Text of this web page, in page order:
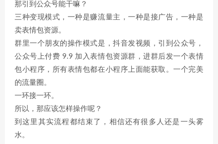
那引到公众号能干嘛？
三种变现模式，一种是赚流量主，一种是接广告，一种是
卖表情包资源。
群里一个朋友的操作模式是，抖音发视频，引到公众号，
公众号上付费 9.9 加入表情包资源群，进群后发一个表情
包小程序，所有表情包都在小程序上面能获取。一个完美
的流量圈。
一环接一环。
所以，那应该怎样操作呢？
到这里其实流程都结束了，相信还有很多人还是一头雾
水。